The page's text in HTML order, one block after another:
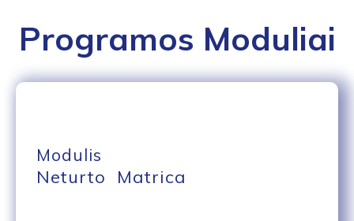
Programos Moduliai
Modulis
Neturto Matrica